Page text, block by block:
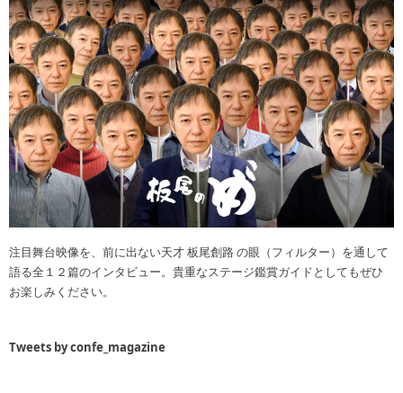
注目舞台映像を、前に出ない天才 板尾創路 の眼（フィルター）を通して
語る全１２篇のインタビュー。貴重なステージ鑑賞ガイドとしてもぜひ
お楽しみください。
Tweets by confe_magazine